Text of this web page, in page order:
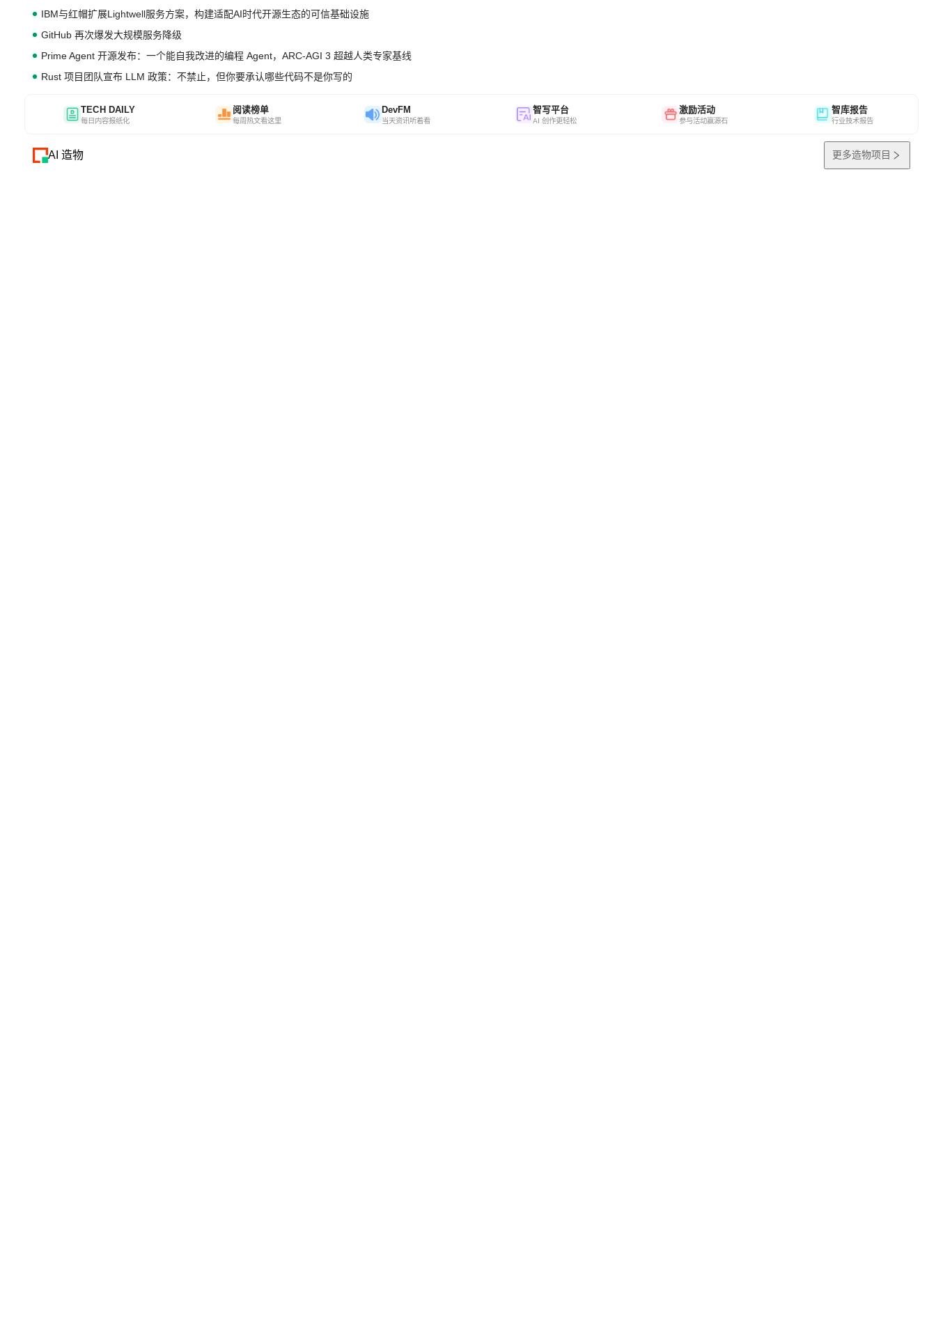
IBM与红帽扩展Lightwell服务方案，构建适配AI时代开源生态的可信基础设施
GitHub 再次爆发大规模服务降级
Prime Agent 开源发布：一个能自我改进的编程 Agent，ARC-AGI 3 超越人类专家基线
Rust 项目团队宣布 LLM 政策：不禁止，但你要承认哪些代码不是你写的
TECH DAILY
每日内容报纸化
阅读榜单
每周热文看这里
DevFM
当天资讯听着看
智写平台
AI 创作更轻松
激励活动
参与活动赢源石
智库报告
行业技术报告
AI 造物 更多造物项目